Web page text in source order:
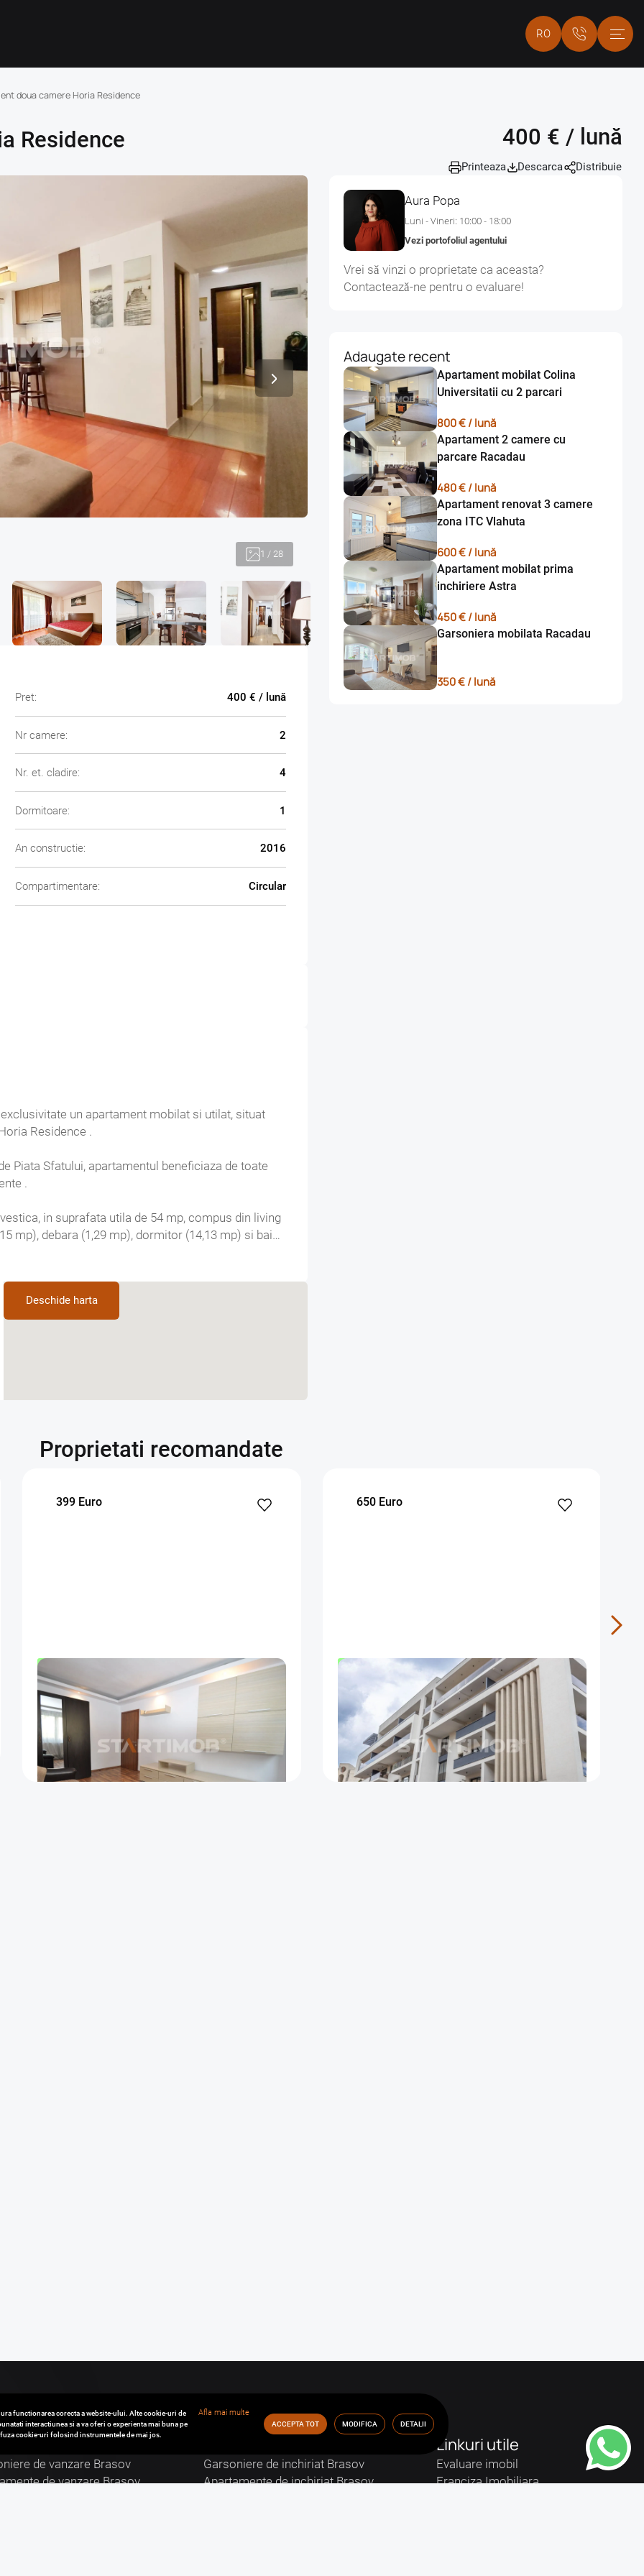
RO
doua camere Horia Residence
Residence 400 € / lună
Printeaza Descarca Distribuie
1 / 28
Pret: 400 € / lună
Nr camere: 2
Nr. et. cladire: 4
Dormitoare: 1
An constructie: 2016
Compartimentare: Circular
apartament mobilat si utilat, situat
Residence .
beneficiaza de toate
.
mp), dormitor (14,13 mp) si baie
termica de imobil, tamplarie PVC cu geam
automata, cuptor si
minim un an, iar ca modalitate de plata se solicita
Deschide harta
Aura Popa
Luni - Vineri: 10:00 - 18:00
Vezi portofoliul agentului
Vrei sǎ vinzi o proprietate ca aceasta?
Contacteazǎ-ne pentru o evaluare!
Adaugate recent
Apartament mobilat Colina
Universitatii cu 2 parcari
800 € / lună
Apartament 2 camere cu
parcare Racadau
480 € / lună
Apartament renovat 3 camere
zona ITC Vlahuta
600 € / lună
Apartament mobilat prima
inchiriere Astra
450 € / lună
Garsoniera mobilata Racadau
350 € / lună
Proprietati recomandate
399 Euro
Apartament doua camere decomandat
Astra
Brasov
47 1
650 Euro
EXCLUSIVITATE COMISION 50%
Apartament cu parcare si boxa zona
Universitatii
Brasov
70
m²
1
dormitor
1
Etaj
Brasov
de vanzare Brasov
de vanzare Brasov
Garsoniere de inchiriat Brasov
Apartamente de inchiriat Brasov
Linkuri utile
Evaluare imobil
Franciza Imobiliara
functionarea corecta a website-ului. Alte cookie-uri de
interactiunea si a va oferi o experienta mai buna pe
cookie-uri folosind instrumentele de mai jos.
Afla mai multe
ACCEPTA TOT MODIFICA DETALII